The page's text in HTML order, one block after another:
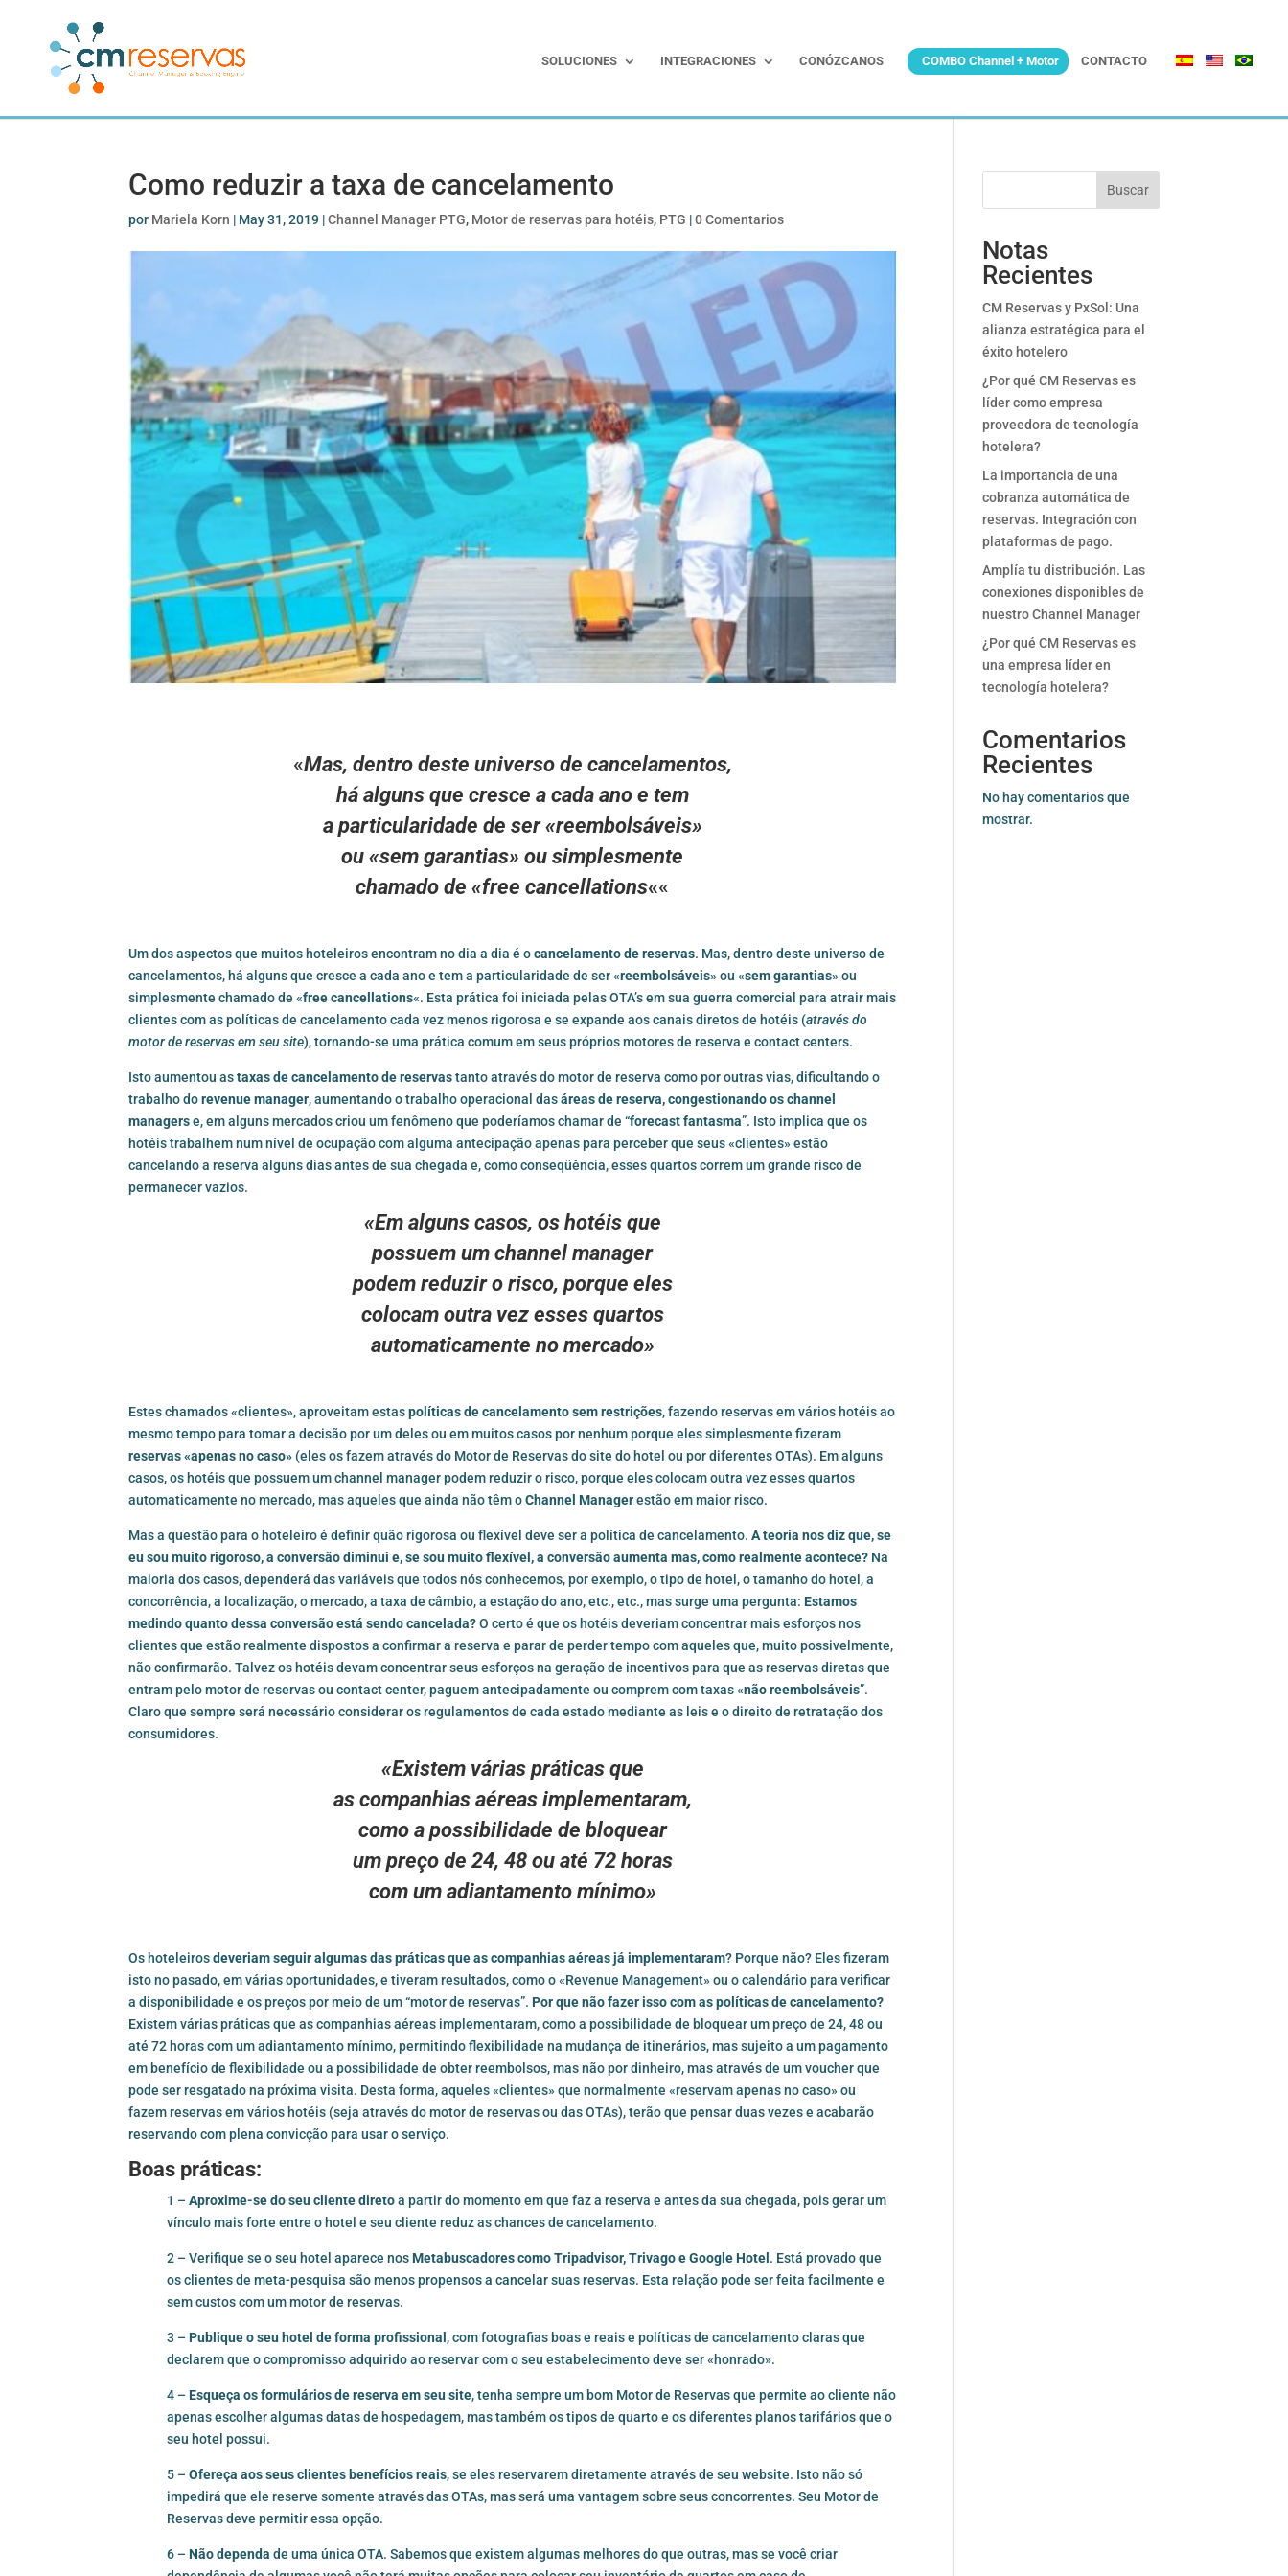
SOLUCIONES INTEGRACIONES CONÓZCANOS COMBO Channel + Motor CONTACTO
Como reduzir a taxa de cancelamento
por Mariela Korn | May 31, 2019 |Channel Manager PTG, Motor de reservas para hotéis, PTG |0 Comentarios
«Mas, dentro deste universo de cancelamentos,
há alguns que cresce a cada ano e tem
a particularidade de ser «reembolsáveis»
ou «sem garantias»ou simplesmente
chamadode «free cancellations««
Um dos aspectos que muitos hoteleiros encontram no dia a dia é ocancelamento de reservas. Mas, dentro deste universo de
cancelamentos, há alguns que cresce a cada ano e tem a particularidade de ser «reembolsáveis» ou «sem garantias» ou
simplesmente chamado de «free cancellations«. Esta prática foi iniciada pelas OTA’s em sua guerra comercial para atrair mais
clientes com as políticas de cancelamento cada vez menos rigorosa e se expande aos canais diretos de hotéis (através do
motor de reservas em seu site), tornando-se uma prática comum em seus próprios motores de reserva e contact centers.
Isto aumentou astaxas de cancelamento de reservastanto através do motor de reserva como por outras vias, dificultando o
trabalho dorevenue manager, aumentando o trabalho operacional dasáreas de reserva, congestionando os channel
managerse, em alguns mercados criou um fenômeno que poderíamos chamar de “forecast fantasma”. Isto implica que os
hotéis trabalhem num nível de ocupação com alguma antecipação apenas para perceber que seus «clientes» estão
cancelando a reserva alguns dias antes de sua chegada e, como conseqüência, esses quartos correm um grande risco de
permanecer vazios.
«Em alguns casos, os hotéis que
possuemum channel manager
podem reduzir o risco, porque eles
colocam outra vez esses quartos
automaticamente no mercado»
Estes chamados «clientes», aproveitam estaspolíticas de cancelamento sem restrições, fazendo reservas em vários hotéis ao
mesmo tempo para tomar a decisão por um deles ou em muitos casos por nenhum porque eles simplesmente fizeram
reservas «apenas no caso» (eles os fazem através do Motor de Reservas do site do hotel ou por diferentes OTAs). Em alguns
casos, os hotéis que possuem um channel manager podem reduzir o risco, porque eles colocam outra vez esses quartos
automaticamente no mercado, mas aqueles que ainda não têm oChannel Managerestão em maior risco.
Mas a questão para o hoteleiro é definir quão rigorosa ou flexível deve ser a política de cancelamento.A teoria nos diz que, se
eu sou muito rigoroso, a conversão diminui e, se sou muito flexível, a conversão aumenta mas, como realmente acontece? Na
maioria dos casos, dependerá das variáveis que todos nós conhecemos, por exemplo, o tipo de hotel, o tamanho do hotel, a
concorrência, a localização, o mercado, a taxa de câmbio, a estação do ano, etc., etc., mas surge uma pergunta:Estamos
medindo quanto dessa conversão está sendo cancelada?O certo é que os hotéis deveriam concentrar mais esforços nos
clientes que estão realmente dispostos a confirmar a reserva e parar de perder tempo com aqueles que, muito possivelmente,
não confirmarão. Talvez os hotéis devam concentrar seus esforços na geração de incentivos para que as reservas diretas que
entram pelo motor de reservas ou contact center, paguem antecipadamente ou comprem com taxas «não reembolsáveis”.
Claro que sempre será necessário considerar os regulamentos de cada estado mediante as leis e o direito de retratação dos
consumidores.
«Existem várias práticas que
as companhias aéreas implementaram,
como a possibilidade de bloquear
um preço de 24, 48 ou até 72 horas
com um adiantamento mínimo»
Os hoteleirosdeveriam seguir algumas das práticas que as companhias aéreas já implementaram? Porque não? Eles fizeram
isto no pasado, em várias oportunidades, e tiveram resultados, como o «Revenue Management» ou o calendário para verificar
a disponibilidade e os preços por meio de um “motor de reservas”.Por que não fazer isso com as políticas de cancelamento?
Existem várias práticas que as companhias aéreas implementaram, como a possibilidade de bloquear um preço de 24, 48 ou
até 72 horas com um adiantamento mínimo, permitindo flexibilidade na mudança de itinerários, mas sujeito a um pagamento
em benefício de flexibilidade ou a possibilidade de obter reembolsos, mas não por dinheiro, mas através de um voucher que
pode ser resgatado na próxima visita. Desta forma, aqueles «clientes» que normalmente «reservam apenas no caso» ou
fazem reservas em vários hotéis (seja através do motor de reservas ou das OTAs), terão que pensar duas vezes e acabarão
reservando com plena convicção para usar o serviço.
Boas práticas:
1 –Aproxime-se do seu cliente diretoa partir do momento em que faz a reserva e antes da sua chegada, pois gerar um
vínculo mais forte entre o hotel e seu cliente reduz as chances de cancelamento.
2 – Verifique se o seu hotel aparece nosMetabuscadores como Tripadvisor, Trivago e Google Hotel. Está provado que
os clientes de meta-pesquisa são menos propensos a cancelar suas reservas. Esta relação pode ser feita facilmente e
sem custos com um motor de reservas.
3 –Publique o seu hotel de forma profissional, com fotografias boas e reais e políticas de cancelamento claras que
declarem que o compromisso adquirido ao reservar com o seu estabelecimento deve ser «honrado».
4 –Esqueça os formulários de reserva em seu site, tenha sempre um bom Motor de Reservas que permite ao cliente não
apenas escolher algumas datas de hospedagem, mas também os tipos de quarto e os diferentes planos tarifários que o
seu hotel possui.
5 –Ofereça aos seus clientes benefícios reais, se eles reservarem diretamente através de seu website. Isto não só
impedirá que ele reserve somente através das OTAs, mas será uma vantagem sobre seus concorrentes. Seu Motor de
Reservasdeve permitir essa opção.
6 –Não dependa de uma única OTA. Sabemos que existem algumas melhores do que outras, mas se você criar
Buscar
Notas
Recientes
CM Reservas y PxSol: Una
alianza estratégica para el
éxito hotelero
¿Por qué CM Reservas es
líder como empresa
proveedora de tecnología
hotelera?
La importancia de una
cobranza automática de
reservas. Integración con
plataformas de pago.
Amplía tu distribución. Las
conexiones disponibles de
nuestro Channel Manager
¿Por qué CM Reservas es
una empresa líder en
tecnología hotelera?
Comentarios
Recientes
No hay comentarios que
mostrar.